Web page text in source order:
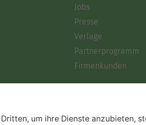
Jobs
Presse
Verlage
Partnerprogramm
Firmenkunden